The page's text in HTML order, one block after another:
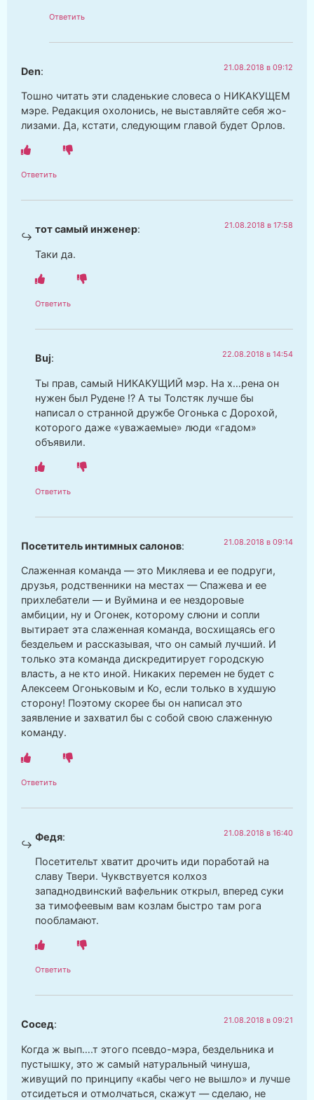
Ответить
Den: 21.08.2018 в 09:12
Тошно читать эти сладенькие словеса о НИКАКУЩЕМ
мэре. Редакция охолонись, не выставляйте себя жо-
лизами. Да, кстати, следующим главой будет Орлов.
Ответить
тот самый инженер: 21.08.2018 в 17:58
Таки да.
Ответить
Buj: 22.08.2018 в 14:54
Ты прав, самый НИКАКУЩИЙ мэр. На х…рена он
нужен был Рудене !? А ты Толстяк лучше бы
написал о странной дружбе Огонька с Дорохой,
которого даже «уважаемые» люди «гадом»
объявили.
Ответить
Посетитель интимных салонов: 21.08.2018 в 09:14
Слаженная команда — это Микляева и ее подруги,
друзья, родственники на местах — Спажева и ее
прихлебатели — и Вуймина и ее нездоровые
амбиции, ну и Огонек, которому слюни и сопли
вытирает эта слаженная команда, восхищаясь его
бездельем и рассказывая, что он самый лучший. И
только эта команда дискредитирует городскую
власть, а не кто иной. Никаких перемен не будет с
Алексеем Огоньковым и Ко, если только в худшую
сторону! Поэтому скорее бы он написал это
заявление и захватил бы с собой свою слаженную
команду.
Ответить
Федя: 21.08.2018 в 16:40
Посетительт хватит дрочить иди поработай на
славу Твери. Чуквствуется колхоз
западнодвинский вафельник открыл, вперед суки
за тимофеевым вам козлам быстро там рога
пообламают.
Ответить
Сосед: 21.08.2018 в 09:21
Когда ж вып….т этого псевдо-мэра, бездельника и
пустышку, это ж самый натуральный чинуша,
живущий по принципу «кабы чего не вышло» и лучше
отсидеться и отмолчаться, скажут — сделаю, не